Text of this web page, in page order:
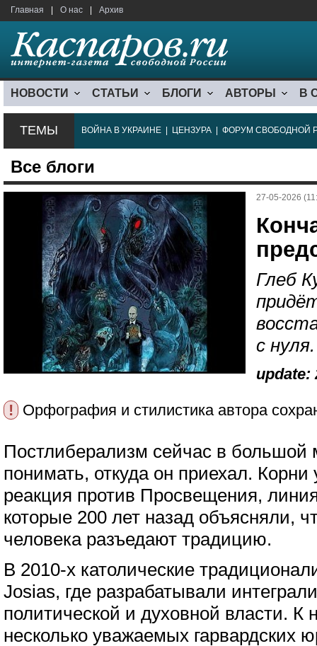
Главная О нас Архив
НОВОСТИ СТАТЬИ БЛОГИ АВТОРЫ В
ТЕМЫ ВОЙНА В УКРАИНЕ ЦЕНЗУРА ФОРУМ СВОБОДНОЙ
Все блоги
27-05-2026
Глеб
с нуля.
update:
! Орфография и стилистика автора
Постлиберализм сейчас в большой
понимать, откуда он приехал. Корни
реакция против Просвещения,
которые 200 лет назад объясняли,
человека разъедают традицию.
В 2010-х католические
Josias, где разрабатывали
политической и духовной власти. К
несколько уважаемых гарвардских